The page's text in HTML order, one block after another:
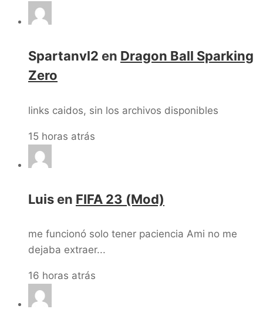
Spartanvl2 en Dragon Ball Sparking
Zero
links caidos, sin los archivos disponibles
15 horas atrás
Luis en FIFA 23 (Mod)
me funcionó solo tener paciencia Ami no me
dejaba extraer...
16 horas atrás